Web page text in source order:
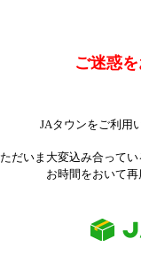
ご迷惑
JAタウンをご利用
ただいま大変込み合って
お時間をおいて